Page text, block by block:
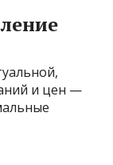
и цен —